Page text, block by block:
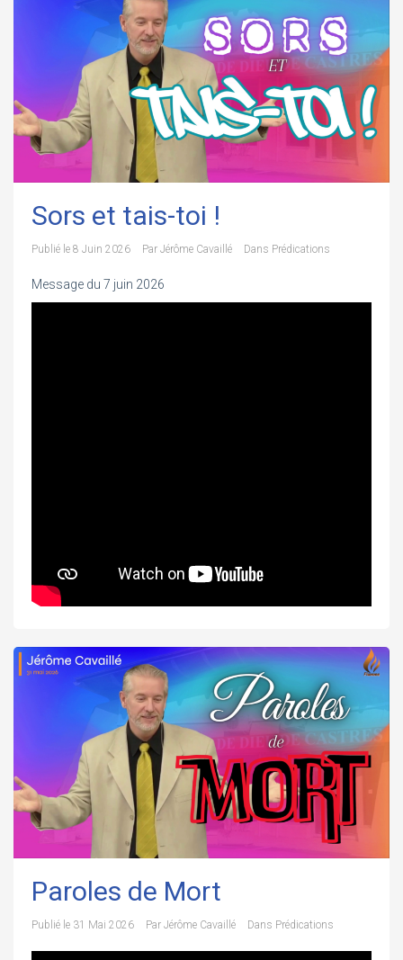
Sors et tais-toi !
Publié le 8 Juin 2026 Par Jérôme Cavaillé Dans Prédications
Message du 7 juin 2026
Paroles de Mort
Publié le 31 Mai 2026 Par Jérôme Cavaillé Dans Prédications